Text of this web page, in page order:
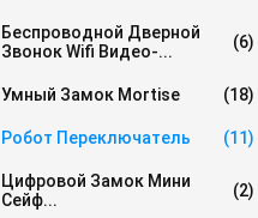
Беспроводной Дверной
Звонок Wifi Видео-...
(6)
Умный Замок Mortise (18)
Робот Переключатель (11)
Цифровой Замок Мини
Сейф...
(2)